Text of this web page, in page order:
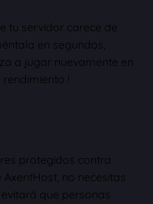
tu servidor carece de
en segundos,
a jugar nuevamente en
!
protegidos contra
no necesitas
que personas